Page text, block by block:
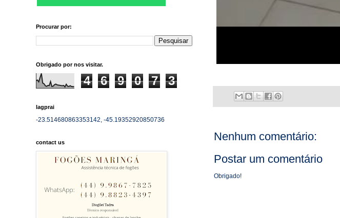
Nenhum comentário:
Postar um comentário
Obrigado!
Procurar por:
Obrigado por nos visitar.
4 6 9 0 7 3
lagprai
-23.514680863353142, -45.19352920850736
contact us